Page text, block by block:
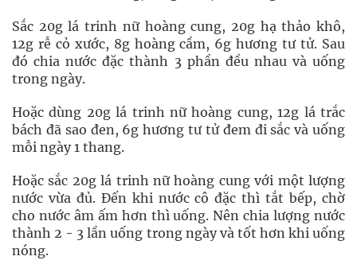
Sắc 20g lá trinh nữ hoàng cung, 20g hạ thảo khô,
12g rễ cỏ xước, 8g hoàng cầm, 6g hương tư tử. Sau
đó chia nước đặc thành 3 phần đều nhau và uống
trong ngày.
Hoặc dùng 20g lá trinh nữ hoàng cung, 12g lá trắc
bách đã sao đen, 6g hương tư tử đem đi sắc và uống
mỗi ngày 1 thang.
Hoặc sắc 20g lá trinh nữ hoàng cung với một lượng
nước vừa đủ. Đến khi nước cô đặc thì tắt bếp, chờ
cho nước âm ấm hơn thì uống. Nên chia lượng nước
thành 2 - 3 lần uống trong ngày và tốt hơn khi uống
nóng.